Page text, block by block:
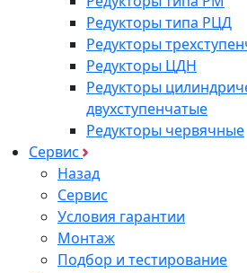
Редукторы типа РЦД
Редукторы
Редукторы ЦДН
Редукторы
двухступенчатые
Редукторы червячные
Сервис
Назад
Сервис
Условия гарантии
Монтаж
Подбор и тестирование